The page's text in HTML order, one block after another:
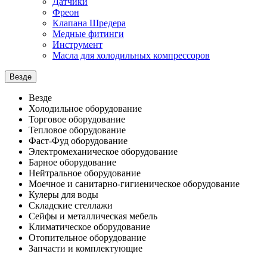
Фреон
Клапана Шредера
Медные фитинги
Инструмент
Масла для холодильных компрессоров
Везде
Везде
Холодильное оборудование
Торговое оборудование
Тепловое оборудование
Фаст-Фуд оборудование
Электромеханическое оборудование
Барное оборудование
Нейтральное оборудование
Моечное и санитарно-гигиеническое оборудование
Кулеры для воды
Складские стеллажи
Сейфы и металлическая мебель
Климатическое оборудование
Отопительное оборудование
Запчасти и комплектующие